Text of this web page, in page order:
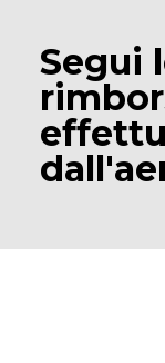
Segui